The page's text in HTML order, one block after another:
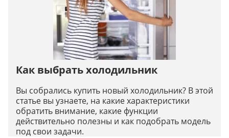
Как выбрать холодильник
Вы собрались купить новый холодильник? В этой
статье вы узнаете, на какие характеристики
обратить внимание, какие функции
действительно полезны и как подобрать модель
под свои задачи.